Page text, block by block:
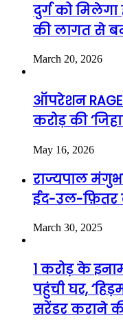
दुर्ग को मिलेगा
की लागत से
March 20, 2026
ऑपरेशन
करोड़ की
May 16, 2026
राज्यपाल
ईद-उल-फ़ितर
March 30, 2025
1 करोड़ के
पहुंची घर,
सरेंडर कराने